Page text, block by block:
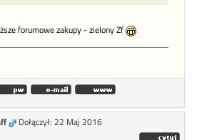
forumowe zakupy - zielony Zf
Dołączył: 22 Maj 2016